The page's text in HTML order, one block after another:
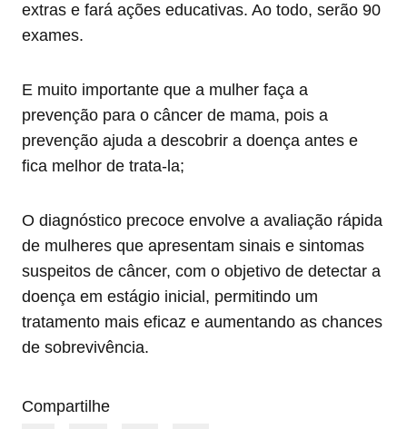
extras e fará ações educativas. Ao todo, serão 90
exames.
E muito importante que a mulher faça a
prevenção para o câncer de mama, pois a
prevenção ajuda a descobrir a doença antes e
fica melhor de trata-la;
O diagnóstico precoce envolve a avaliação rápida
de mulheres que apresentam sinais e sintomas
suspeitos de câncer, com o objetivo de detectar a
doença em estágio inicial, permitindo um
tratamento mais eficaz e aumentando as chances
de sobrevivência.
Compartilhe